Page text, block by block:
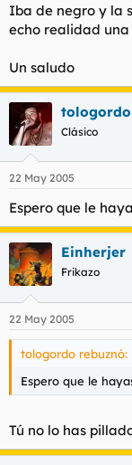
Iba de negro y la
echo realidad
Un saludo
tologordo
Clásico
22 May 2005
Espero que le
Einherjer
Frikazo
22 May 2005
tologordo rebuznó:
Espero que le
Tú no lo has